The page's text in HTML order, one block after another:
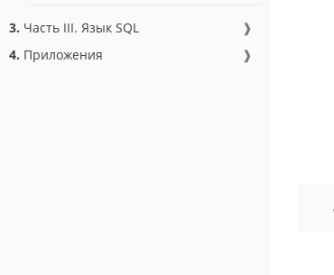
3. Часть III. Язык SQL
❱
4. Приложения ❱